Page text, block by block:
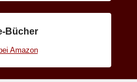
Bücher
Amazon